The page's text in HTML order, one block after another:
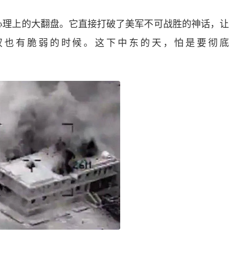
上的大翻盘。它直接打破了美军不可战胜的神话，让
有脆弱的时候。这下中东的天，怕是要彻底